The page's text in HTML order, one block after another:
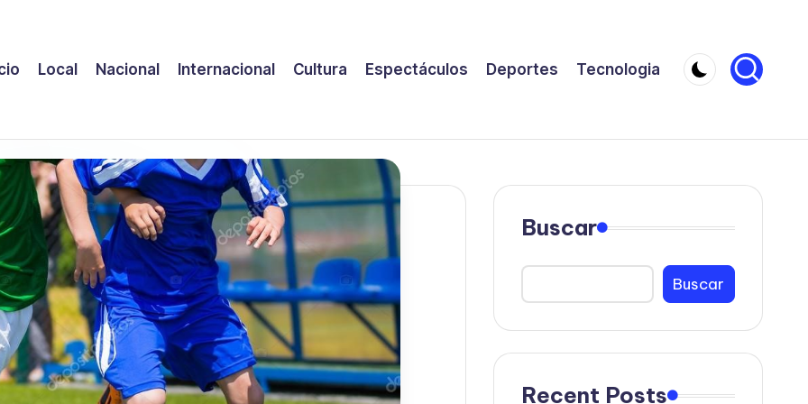
Local Nacional Internacional Cultura Espectáculos Deportes Tecnologia
Buscar
Buscar
Recent Posts